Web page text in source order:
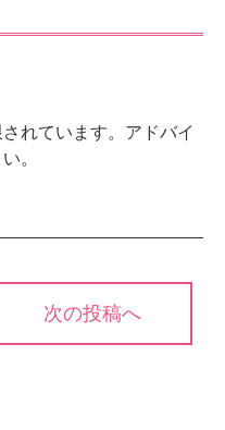
れています。アドバイ
。
次の投稿へ